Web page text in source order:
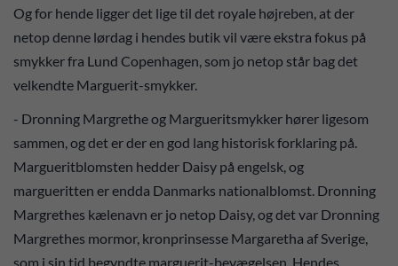
Og for hende ligger det lige til det royale højreben, at der
netop denne lørdag i hendes butik vil være ekstra fokus på
smykker fra Lund Copenhagen, som jo netop står bag det
velkendte Marguerit-smykker.
- Dronning Margrethe og Margueritsmykker hører ligesom
sammen, og det er der en god lang historisk forklaring på.
Margueritblomsten hedder Daisy på engelsk, og
margueritten er endda Danmarks nationalblomst. Dronning
Margrethes kælenavn er jo netop Daisy, og det var Dronning
Margrethes mormor, kronprinsesse Margaretha af Sverige,
som i sin tid begyndte marguerit-bevægelsen. Hendes